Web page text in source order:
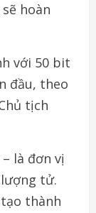
hoàn
với 50 bit
đầu, theo
tịch
là đơn vị
tử.
thành